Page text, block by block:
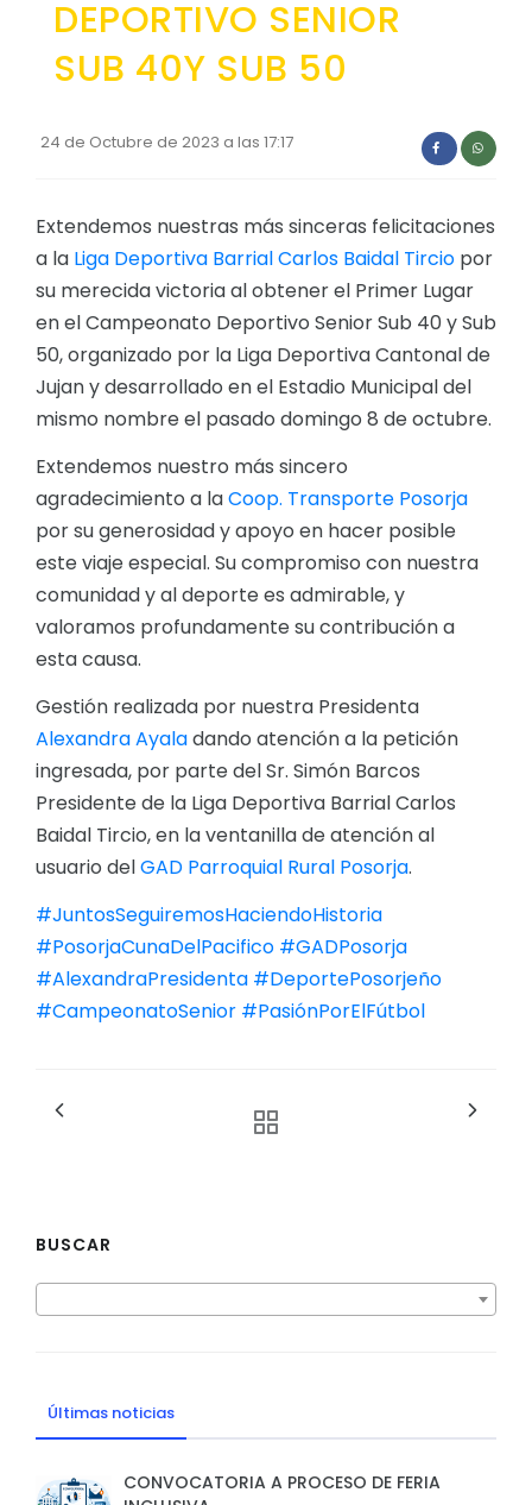
Convocatorias
GESTIÓN ADMINISTRATIVA
Convenios Institucionales
PRESUPUESTO: EJECUCIÓN Y REPORTES
Cédulas presupuestarias y balances
Procesos de contratación
Ejecución Presupuestaria
Obras y proyectos
DEPORTIVO SENIOR
SUB 40Y SUB 50
24 de Octubre de 2023 a las 17:17
Extendemos nuestras más sinceras felicitaciones
a la Liga Deportiva Barrial Carlos Baidal Tircio por
su merecida victoria al obtener el Primer Lugar
en el Campeonato Deportivo Senior Sub 40 y Sub
50, organizado por la Liga Deportiva Cantonal de
Jujan y desarrollado en el Estadio Municipal del
mismo nombre el pasado domingo 8 de octubre.
Extendemos nuestro más sincero
agradecimiento a laCoop. Transporte Posorja
por su generosidad y apoyo en hacer posible
este viaje especial. Su compromiso con nuestra
comunidad y al deporte es admirable, y
valoramos profundamente su contribución a
esta causa.
Gestión realizada por nuestra Presidenta
Alexandra Ayaladando atención a la petición
ingresada, por parte del Sr. Simón Barcos
Presidente de la Liga Deportiva Barrial Carlos
Baidal Tircio, en la ventanilla de atención al
usuario delGAD Parroquial Rural Posorja.
#JuntosSeguiremosHaciendoHistoria
#PosorjaCunaDelPacifico #GADPosorja
#AlexandraPresidenta #DeportePosorjeño
#CampeonatoSenior #PasiónPorElFútbol
BUSCAR
Últimas noticias
CONVOCATORIA A PROCESO DE FERIA